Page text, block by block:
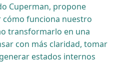
Cuperman, propone
funciona nuestro
transformarlo en una
con más claridad, tomar
estados internos